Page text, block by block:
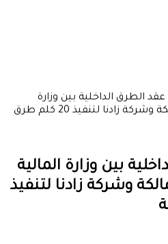
الطرق الداخلية بين وزارة
المالية ولاية الجزيرة كجهة مالكة وشركة زادنا لتنفيذ 20 كلم طرق
بين وزارة المالية
وشركة زادنا لتنفيذ